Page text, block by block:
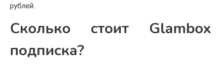
рублей.
Сколько стоит Glambox
подписка?